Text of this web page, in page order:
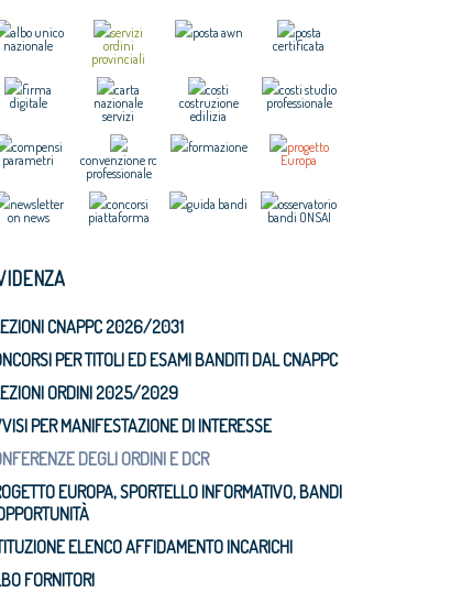
albo unico
nazionale
servizi
ordini
provinciali
posta awn
posta
certificata
firma
digitale
carta
nazionale
servizi
costi
costruzione
edilizia
costi studio
professionale
compensi
parametri
convenzione rc
professionale
formazione
progetto
Europa
newsletter
on news
concorsi
piattaforma
guida bandi
osservatorio
bandi ONSAI
CNAPPC 2026/2031
PER TITOLI ED ESAMI BANDITI DAL CNAPPC
ORDINI 2025/2029
PER MANIFESTAZIONE DI INTERESSE
DEGLI ORDINI E DCR
EUROPA, SPORTELLO INFORMATIVO, BANDI
ELENCO AFFIDAMENTO INCARICHI
FORNITORI